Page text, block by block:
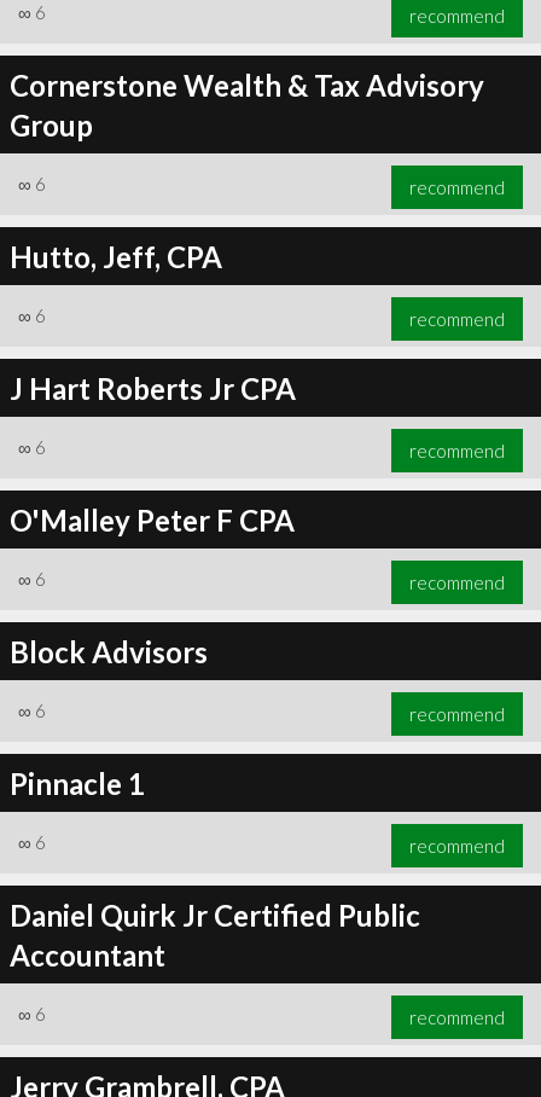
∞ 6 recommend
Cornerstone Wealth & Tax Advisory
Group
∞ 6 recommend
Hutto, Jeff, CPA
∞ 6 recommend
J Hart Roberts Jr CPA
∞ 6 recommend
O'Malley Peter F CPA
∞ 6 recommend
Block Advisors
∞ 6 recommend
Pinnacle 1
∞ 6 recommend
Daniel Quirk Jr Certified Public
Accountant
∞ 6 recommend
Jerry Grambrell, CPA